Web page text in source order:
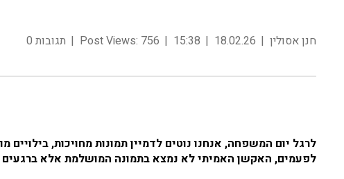
חנן אסולין 18.02.26
15:38
Post Views: 756 תגובות 0
לרגל יום המשפחה, אנחנו נוטים לדמיין תמונות מחויכות,
לפעמים, האקשן האמיתי לא נמצא בתמונה המושלמת אלא ברגעים